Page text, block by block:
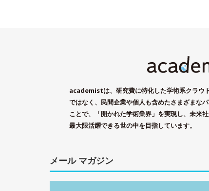
academistは、研究費に特化した学術系クラウ
ではなく、民間企業や個人も含めたさまざまな
ことで、「開かれた学術業界」を実現し、未来
最大限活躍できる世の中を目指しています。
メール マガジン